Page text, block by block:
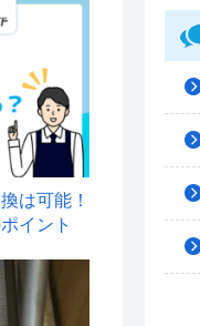
は可能！
イント